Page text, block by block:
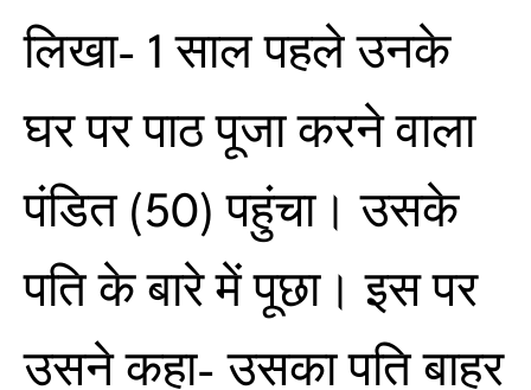
लिखा- 1 साल पहले उनके
घर पर पाठ पूजा करने वाला
पंडित (50) पहुंचा। उसके
पति के बारे में पूछा। इस पर
उसने कहा- उसका पति बाहर